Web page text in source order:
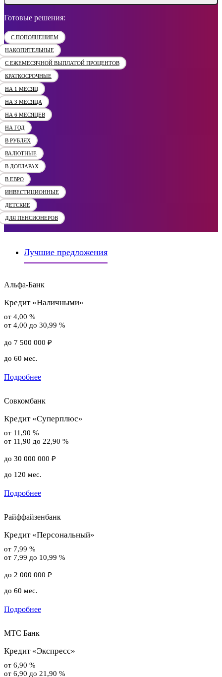
Готовые решения:
С ПОПОЛНЕНИЕМ
НАКОПИТЕЛЬНЫЕ
С ЕЖЕМЕСЯЧНОЙ ВЫПЛАТОЙ ПРОЦЕНТОВ
КРАТКОСРОЧНЫЕ
НА 1 МЕСЯЦ
НА 3 МЕСЯЦА
НА 6 МЕСЯЦЕВ
НА ГОД
В РУБЛЯХ
ВАЛЮТНЫЕ
В ДОЛЛАРАХ
В ЕВРО
ИНВЕСТИЦИОННЫЕ
ДЕТСКИЕ
ДЛЯ ПЕНСИОНЕРОВ
Лучшие предложения
Альфа-Банк
Кредит «Наличными»
от 4,00 %
от 4,00 до 30,99 %
до 7 500 000 ₽
до 60 мес.
Подробнее
Совкомбанк
Кредит «Суперплюс»
от 11,90 %
от 11,90 до 22,90 %
до 30 000 000 ₽
до 120 мес.
Подробнее
Райффайзенбанк
Кредит «Персональный»
от 7,99 %
от 7,99 до 10,99 %
до 2 000 000 ₽
до 60 мес.
Подробнее
МТС Банк
Кредит «Экспресс»
от 6,90 %
от 6,90 до 21,90 %